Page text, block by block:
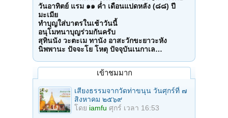
วันอาทิตย์ แรม ๑๑ ค่ำ เดือนแปดหลัง (๘๘) ปี
มะเมีย
ทำบุญใส่บาตรในเช้าวันนี้
อนุโมทนาบุญร่วมกันครับ
สุทินนัง วะตะเม ทานัง อาสะวักขะยาวะหัง
นิพพานะ ปัจจะโย โหตุ ปัจจุบันเนกาเล…
เข้าชมมาก
เสียงธรรมจากวัดท่าขนุน วันศุกร์ที่ ๗
สิงหาคม ๒๕๖๙
โดย iamfu ศุกร์ เวลา 16:53